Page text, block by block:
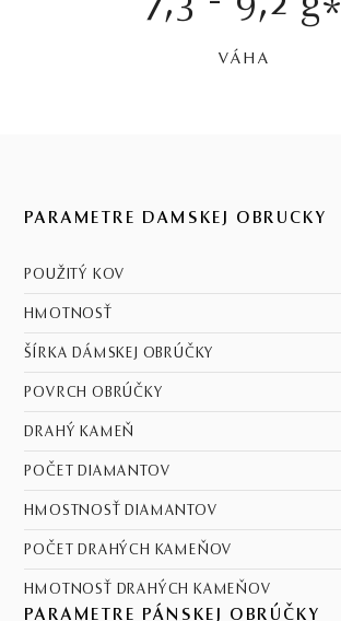
*
VÁHA
PARAMETRE DÁMSKEJ OBRÚČKY
POUŽITÝ KOV
HMOTNOSŤ
ŠÍRKA DÁMSKEJ OBRÚČKY
POVRCH OBRÚČKY
DRAHÝ KAMEŇ
POČET DIAMANTOV
HMOSTNOSŤ DIAMANTOV
POČET DRAHÝCH KAMEŇOV
HMOTNOSŤ DRAHÝCH KAMEŇOV
PARAMETRE PÁNSKEJ OBRÚČKY